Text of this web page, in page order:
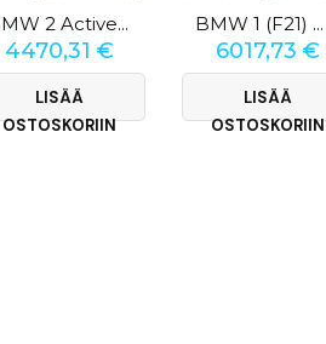
BMW 2 Active Tourer (F45) 218d
4470,31 €
LISÄÄ
OSTOSKORIIN
BMW 1 (F21) M 140i
6017,73 €
LISÄÄ
OSTOSKORIIN